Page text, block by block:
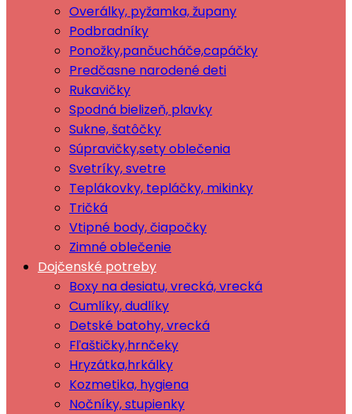
Overálky, pyžamka, župany
Podbradníky
Ponožky,pančucháče,capáčky
Predčasne narodené deti
Rukavičky
Spodná bielizeň, plavky
Sukne, šatôčky
Súpravičky,sety oblečenia
Svetríky, svetre
Teplákovky, tepláčky, mikinky
Tričká
Vtipné body, čiapočky
Zimné oblečenie
Dojčenské potreby
Boxy na desiatu, vrecká, vrecká
Cumlíky, dudlíky
Detské batohy, vrecká
Fľaštičky,hrnčeky
Hryzátka,hrkálky
Kozmetika, hygiena
Nočníky, stupienky